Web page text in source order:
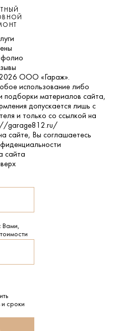
ООО «Гараж».
использование либо
подборки материалов сайта,
допускается лишь с
и только со ссылкой на
garage812.ru/
сайте, Вы соглашаетесь
сайта
Вами,
и сроки